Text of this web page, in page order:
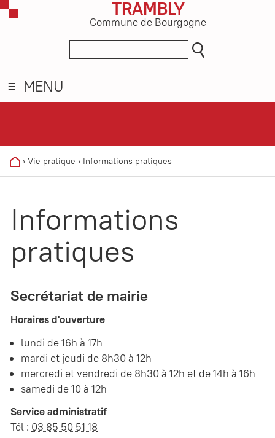
TRAMBLY
Commune de Bourgogne
MENU
› Vie pratique › Informations pratiques
Informations
pratiques
Secrétariat de mairie
Horaires d'ouverture
lundi de 16h à 17h
mardi et jeudi de 8h30 à 12h
mercredi et vendredi de 8h30 à 12h et de 14h à 16h
samedi de 10 à 12h
Service administratif
Tél : 03 85 50 51 18